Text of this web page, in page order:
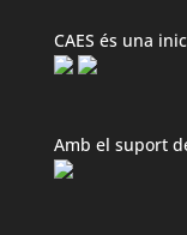
CAES és una
Amb el suport